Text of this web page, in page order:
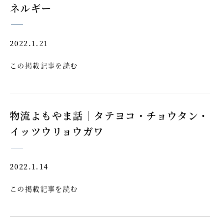
ネルギー
2022.1.21
この掲載記事を読む
物流よもやま話｜タテヨコ・チョウタン・
イッツウリョウガワ
2022.1.14
この掲載記事を読む